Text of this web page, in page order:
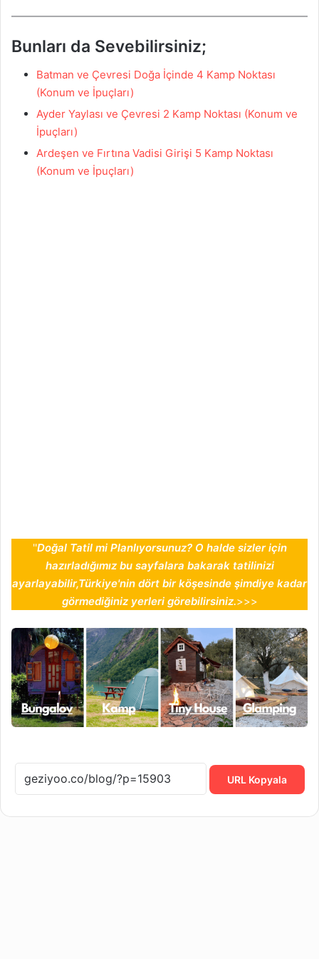
Bunları da Sevebilirsiniz;
Batman ve Çevresi Doğa İçinde 4 Kamp Noktası
(Konum ve İpuçları)
Ayder Yaylası ve Çevresi 2 Kamp Noktası (Konum ve
İpuçları)
Ardeşen ve Fırtına Vadisi Girişi 5 Kamp Noktası
(Konum ve İpuçları)
''Doğal Tatil mi Planlıyorsunuz? O halde sizler için
hazırladığımız bu sayfalara bakarak tatilinizi
ayarlayabilir,Türkiye'nin dört bir köşesinde şimdiye kadar
görmediğiniz yerleri görebilirsiniz.>>>
URL Kopyala